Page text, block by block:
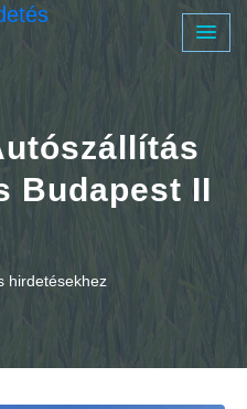
Budapest II
hirdetésekhez